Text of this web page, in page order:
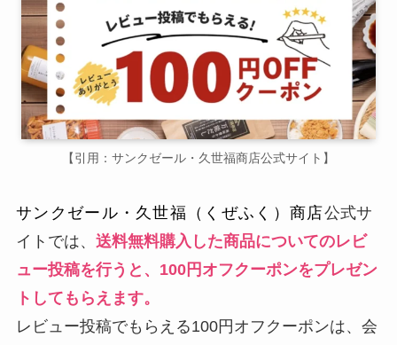
【引用：サンクゼール・久世福商店公式サイト】
サンクゼール・久世福（くぜふく）商店公式サ
イトでは、 送料無料購入した商品についてのレビ
ュー投稿を行うと、100円オフクーポンをプレゼン
トしてもらえます。
レビュー投稿でもらえる100円オフクーポンは、会